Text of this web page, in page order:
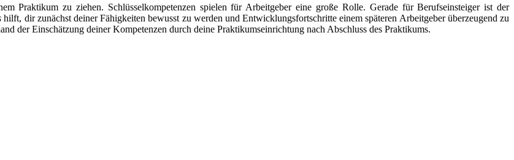
Praktikum zu ziehen. Schlüsselkompetenzen spielen für Arbeitgeber eine große Rolle. Gerade für Berufseinsteiger ist der
hilft, dir zunächst deiner Fähigkeiten bewusst zu werden und Entwicklungsfortschritte einem späteren Arbeitgeber überzeugend zu
der Einschätzung deiner Kompetenzen durch deine Praktikumseinrichtung nach Abschluss des Praktikums.